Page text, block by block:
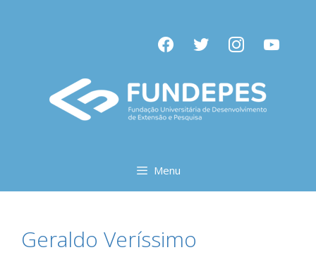
facebooktwitter instagramyoutube
Menu
Geraldo Veríssimo